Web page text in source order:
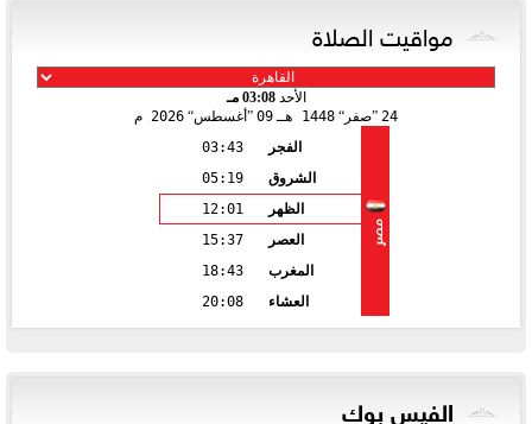
مواقيت الصلاة
الأحد03:08 مـ
24 صفر 1448 هـ 09 أغسطس 2026 م
مصر
الفجر
03:43
الشروق
05:19
الظهر
12:01
العصر
15:37
المغرب
18:43
العشاء
20:08
الفيس بوك